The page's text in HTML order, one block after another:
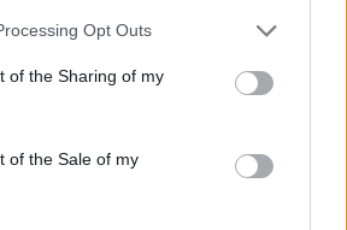
Opt Outs
of the Sharing of my
of the Sale of my